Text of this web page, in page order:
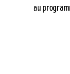
au